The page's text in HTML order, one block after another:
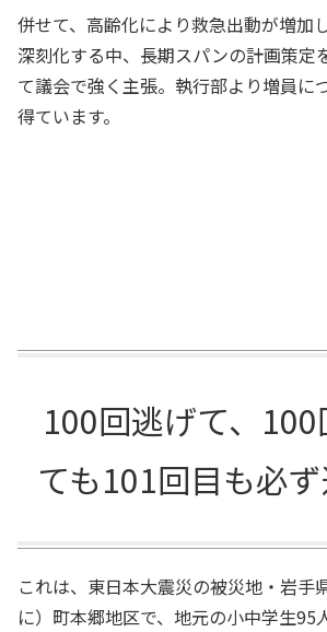
併せて、高齢化により救急出動が増加
深刻化する中、長期スパンの計画策定
て議会で強く主張。執行部より増員に
得ています。
100回逃げて、100
ても101回目も必ず
これは、東日本大震災の被災地・岩手
に）町本郷地区で、地元の小中学生95